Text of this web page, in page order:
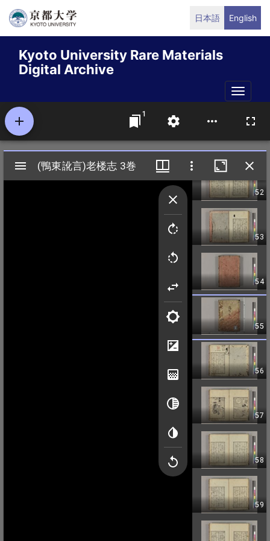
Skip
content
日本語 English
Kyoto University Rare Materials
Digital Archive
Toggle